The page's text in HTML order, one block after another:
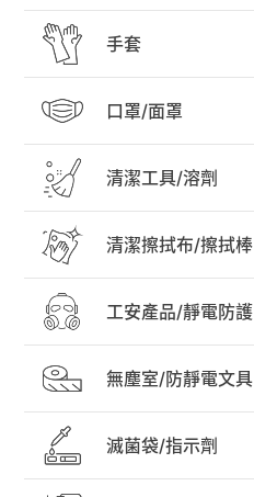
手套
口罩/面罩
清潔工具/溶劑
清潔擦拭布/擦拭棒
工安產品/靜電防護
無塵室/防靜電文具
滅菌袋/指示劑